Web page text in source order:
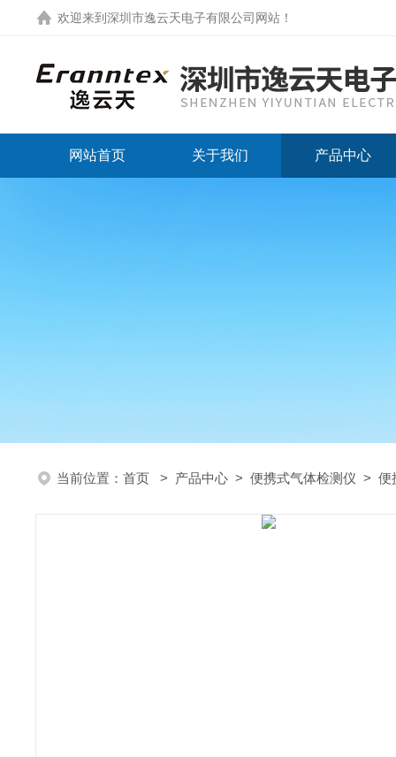
欢迎来到 深圳市逸云天电子有限公司网站 ！
网站首页 关于我们 产品中心
当前位置： 首页 > 产品中心 > 便携式气体检测仪 > 便